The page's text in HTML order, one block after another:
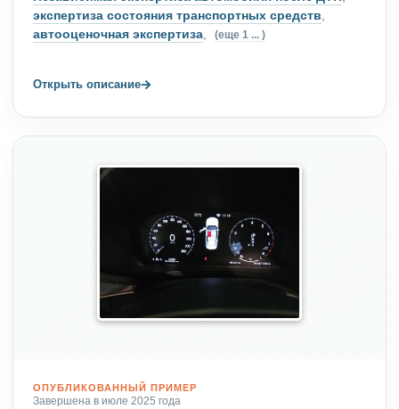
экспертиза состояния транспортных средств,
автооценочная экспертиза, (еще 1 ... )
Открыть описание→
ОПУБЛИКОВАННЫЙ ПРИМЕР
Завершена в июле 2025 года